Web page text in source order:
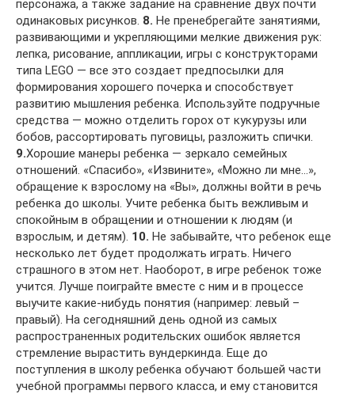
персонажа, а также задание на сравнение двух почти
одинаковых рисунков. 8. Не пренебрегайте занятиями,
развивающими и укрепляющими мелкие движения рук:
лепка, рисование, аппликации, игры с конструкторами
типа LEGO — все это создает предпосылки для
формирования хорошего почерка и способствует
развитию мышления ребенка. Используйте подручные
средства — можно отделить горох от кукурузы или
бобов, рассортировать пуговицы, разложить спички.
9.Хорошие манеры ребенка — зеркало семейных
отношений. «Спасибо», «Извините», «Можно ли мне…»,
обращение к взрослому на «Вы», должны войти в речь
ребенка до школы. Учите ребенка быть вежливым и
спокойным в обращении и отношении к людям (и
взрослым, и детям). 10. Не забывайте, что ребенок еще
несколько лет будет продолжать играть. Ничего
страшного в этом нет. Наоборот, в игре ребенок тоже
учится. Лучше поиграйте вместе с ним и в процессе
выучите какие-нибудь понятия (например: левый –
правый). На сегодняшний день одной из самых
распространенных родительских ошибок является
стремление вырастить вундеркинда. Еще до
поступления в школу ребенка обучают большей части
учебной программы первого класса, и ему становится